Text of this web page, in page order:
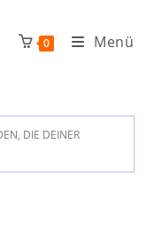
0 Menü
DIE DEINER